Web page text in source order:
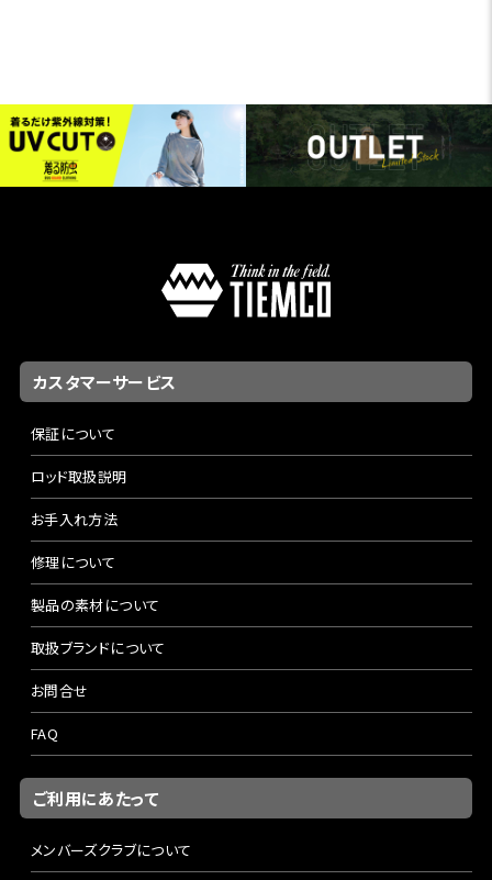
カスタマーサービス
保証について
ロッド取扱説明
お手入れ方法
修理について
製品の素材について
取扱ブランドについて
お問合せ
FAQ
ご利用にあたって
メンバーズクラブについて